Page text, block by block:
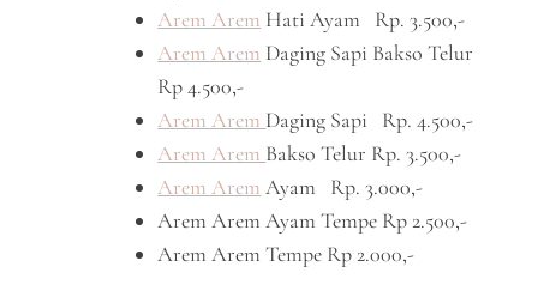
Arem Arem Hati Ayam Rp. 3.500,-
Arem Arem Daging Sapi Bakso Telur
Rp 4.500,-
Arem Arem Daging Sapi Rp. 4.500,-
Arem Arem Bakso Telur Rp. 3.500,-
Arem Arem Ayam Rp. 3.000,-
Arem Arem Ayam Tempe Rp 2.500,-
Arem Arem Tempe Rp 2.000,-